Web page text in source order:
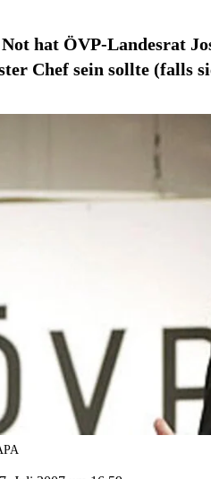
Not hat ÖVP-Landesrat
Chef sein sollte (falls